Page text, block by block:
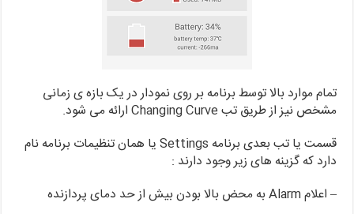
تمام موارد بالا توسط برنامه بر روی نمودار در یک بازه ی زمانی
مشخص نیز از طریق تب Changing Curve ارائه می شود.
قسمت یا تب بعدی برنامه Settings یا همان تنظیمات برنامه نام
دارد که گزینه های زیر وجود دارند :
– اعلام Alarm به محض بالا بودن بیش از حد دمای پردازنده